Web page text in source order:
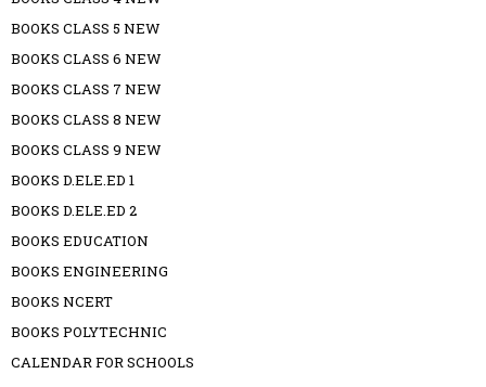
BOOKS CLASS 5 NEW
BOOKS CLASS 6 NEW
BOOKS CLASS 7 NEW
BOOKS CLASS 8 NEW
BOOKS CLASS 9 NEW
BOOKS D.ELE.ED 1
BOOKS D.ELE.ED 2
BOOKS EDUCATION
BOOKS ENGINEERING
BOOKS NCERT
BOOKS POLYTECHNIC
CALENDAR FOR SCHOOLS